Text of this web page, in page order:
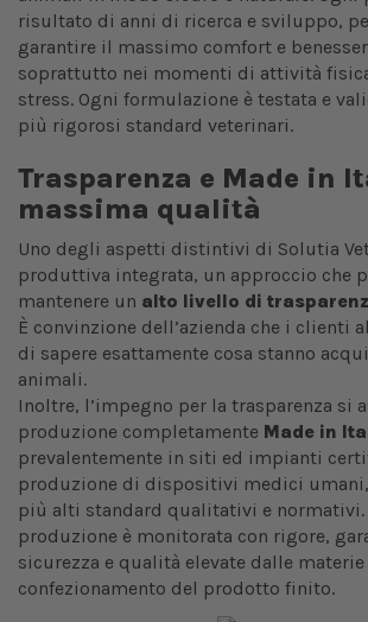
risultato di anni di ricerca e sviluppo,
garantire il massimo comfort e
soprattutto nei momenti di attività
stress. Ogni formulazione è testata e
più rigorosi standard veterinari.
Trasparenza e Made in
massima qualità
Uno degli aspetti distintivi di Solutia
produttiva integrata, un approccio che
mantenere un alto livello di
È convinzione dell’azienda che i clienti
di sapere esattamente cosa stanno
animali.
Inoltre, l’impegno per la trasparenza si
produzione completamente Made in
prevalentemente in siti ed impianti
produzione di dispositivi medici
più alti standard qualitativi e normativi.
produzione è monitorata con rigore,
sicurezza e qualità elevate dalle
confezionamento del prodotto finito.